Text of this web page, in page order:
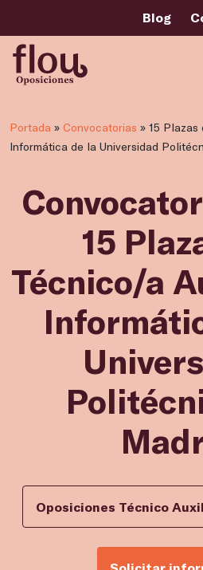
Blog
Portada » Convocatorias » 15 Plazas
Informática de la Universidad
15
Técnico/a
Oposiciones Técnico